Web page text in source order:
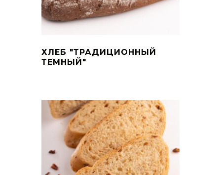
ХЛЕБ "ТРАДИЦИОННЫЙ
ТЕМНЫЙ"